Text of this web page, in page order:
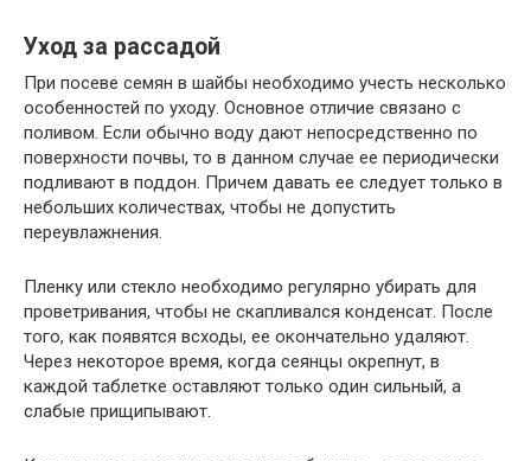
Уход за рассадой
При посеве семян в шайбы необходимо учесть несколько
особенностей по уходу. Основное отличие связано с
поливом. Если обычно воду дают непосредственно по
поверхности почвы, то в данном случае ее периодически
подливают в поддон. Причем давать ее следует только в
небольших количествах, чтобы не допустить
переувлажнения.
Пленку или стекло необходимо регулярно убирать для
проветривания, чтобы не скапливался конденсат. После
того, как появятся всходы, ее окончательно удаляют.
Через некоторое время, когда сеянцы окрепнут, в
каждой таблетке оставляют только один сильный, а
слабые прищипывают.